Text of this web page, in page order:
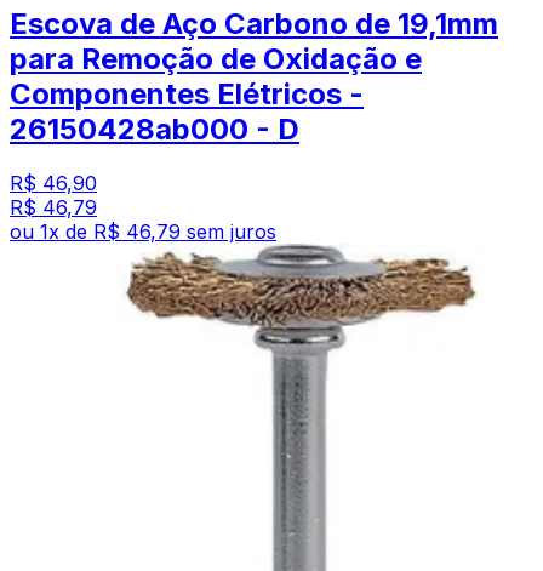
Escova de Aço Carbono de 19,1mm
para Remoção de Oxidação e
Componentes Elétricos -
26150428ab000 - D
R$ 46,90
R$ 46,79
ou 1x de R$ 46,79 sem juros